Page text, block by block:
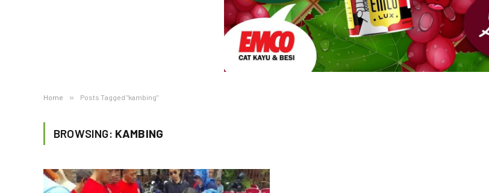
Home » Posts Tagged "kambing"
BROWSING: KAMBING